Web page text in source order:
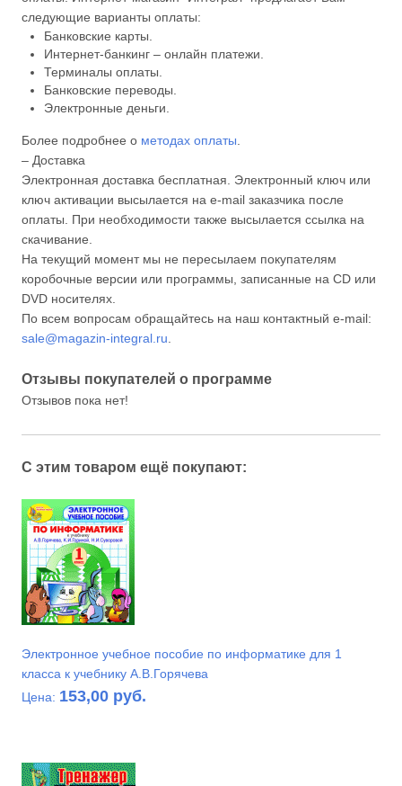
следующие варианты оплаты:
Банковские карты.
Интернет-банкинг – онлайн платежи.
Терминалы оплаты.
Банковские переводы.
Электронные деньги.
Более подробнее о методах оплаты
– Доставка
Электронная доставка бесплатная. Электронный ключ или
ключ активации высылается на e-mail заказчика после
оплаты. При необходимости также высылается ссылка на
скачивание.
На текущий момент мы не пересылаем покупателям
коробочные версии или программы, записанные на CD или
DVD носителях.
По всем вопросам обращайтесь на наш контактный e-mail:
sale@magazin-integral.ru
Отзывы покупателей о программе
Отзывов пока нет!
С этим товаром ещё покупают:
Электронное учебное пособие по информатике для 1
класса к учебнику А.В.Горячева
Цена: 153,00 руб.